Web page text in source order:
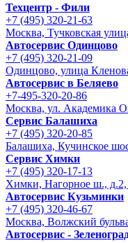
Техцентр - Фили
+7 (495) 320-21-63
Москва, Тучковская
Автосервис Одинцово
+7 (495) 320-21-09
Одинцово, улица
Автосервис в Беляево
+7-495-320-20-86
Москва, ул. Академика
Сервис Балашиха
+7 (495) 320-20-85
Балашиха, Кучинское
Сервис Химки
+7 (495) 320-17-13
Химки, Нагорное ш., д.2,
Автосервис Кузьминки
+7 (495) 320-46-67
Москва, Волжский
Автосервис -